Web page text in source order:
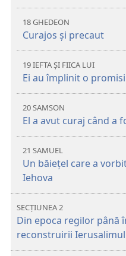
18 GHEDEON
Curajos și precaut
19 IEFTA ȘI FIICA LUI
Ei au împlinit o
20 SAMSON
El a avut curaj când a
21 SAMUEL
Un băiețel care a
Iehova
SECȚIUNEA 2
Din epoca regilor până
reconstruirii